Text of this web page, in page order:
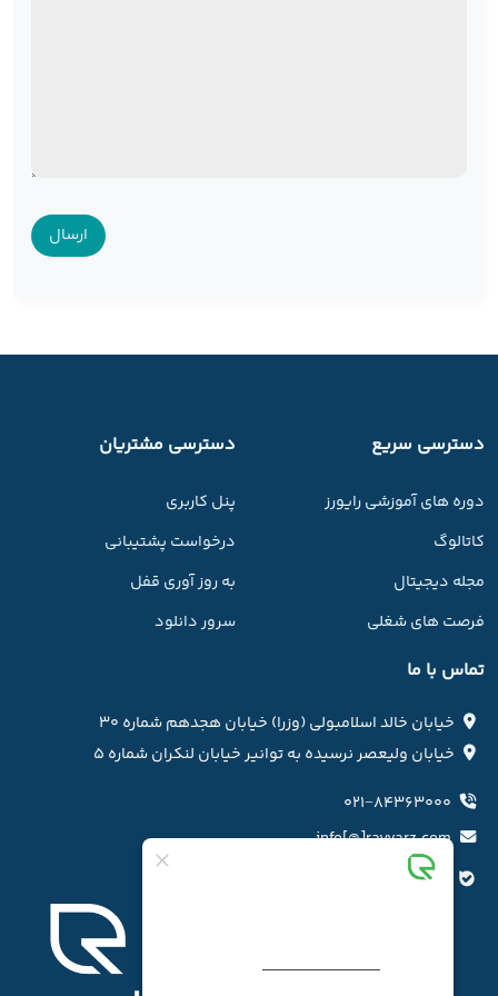
دسترسی سریع
دوره های آموزشی رایورز
کاتالوگ
مجله دیجیتال
فرصت های شغلی
دسترسی مشتریان
پنل کاربری
درخواست پشتیبانی
به روز آوری قفل
سرور دانلود
تماس با ما
خیابان خالد اسلامبولی (وزرا) خیابان هجدهم شماره ۳۰
خیابان ولیعصر نرسیده به توانیر خیابان لنکران شماره ۵
۰۲۱−۸۴۳۶۳۰۰۰
info[@]rayvarz.com
کانال بله رایورز